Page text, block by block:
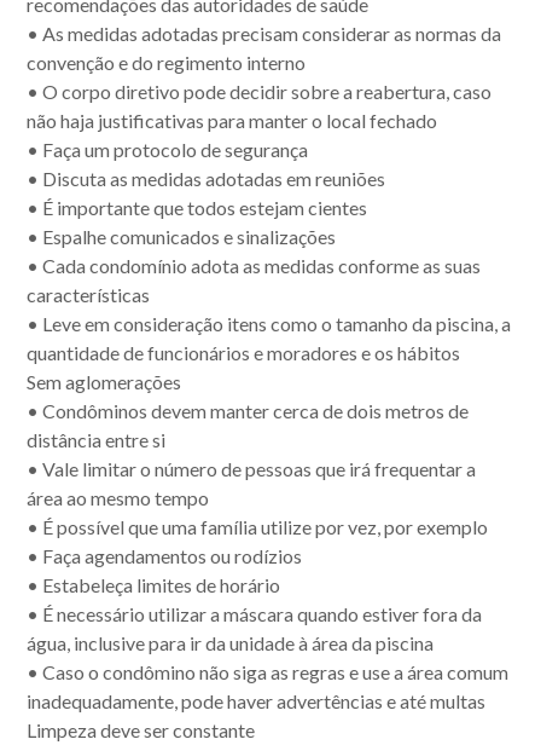
• As medidas adotadas precisam considerar as normas da
convenção e do regimento interno
• O corpo diretivo pode decidir sobre a reabertura, caso
não haja justificativas para manter o local fechado
• Faça um protocolo de segurança
• Discuta as medidas adotadas em reuniões
• É importante que todos estejam cientes
• Espalhe comunicados e sinalizações
• Cada condomínio adota as medidas conforme as suas
características
• Leve em consideração itens como o tamanho da piscina, a
quantidade de funcionários e moradores e os hábitos
Sem aglomerações
• Condôminos devem manter cerca de dois metros de
distância entre si
• Vale limitar o número de pessoas que irá frequentar a
área ao mesmo tempo
• É possível que uma família utilize por vez, por exemplo
• Faça agendamentos ou rodízios
• Estabeleça limites de horário
• É necessário utilizar a máscara quando estiver fora da
água, inclusive para ir da unidade à área da piscina
• Caso o condômino não siga as regras e use a área comum
inadequadamente, pode haver advertências e até multas
Limpeza deve ser constante